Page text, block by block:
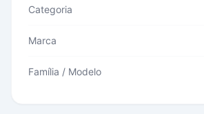
Categoria
Marca
Família / Modelo